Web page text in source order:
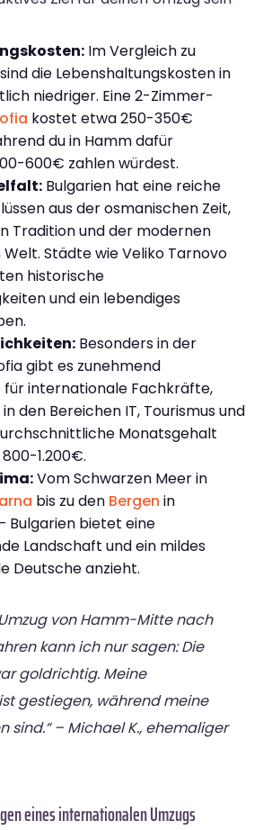
Im Vergleich zu
sind die Lebenshaltungskosten in
niedriger. Eine 2-Zimmer-
kostet etwa 250-350€
du in Hamm dafür
600€ zahlen würdest.
Bulgarien hat eine reiche
aus der osmanischen Zeit,
Tradition und der modernen
Städte wie Veliko Tarnovo
historische
und ein lebendiges
Besonders in der
gibt es zunehmend
internationale Fachkräfte,
den Bereichen IT, Tourismus und
Monatsgehalt
1.200€.
Vom Schwarzen Meer in
bis zu den Bergen in
Bulgarien bietet eine
Landschaft und ein mildes
Deutsche anzieht.
von Hamm-Mitte nach
kann ich nur sagen: Die
goldrichtig. Meine
gestiegen, während meine
sind.“ – Michael K., ehemaliger
eines internationalen Umzugs